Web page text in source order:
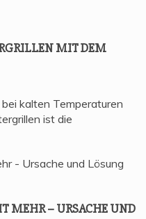
MIT DEM
kalten Temperaturen
ist die
MEHR – URSA­CHE UND